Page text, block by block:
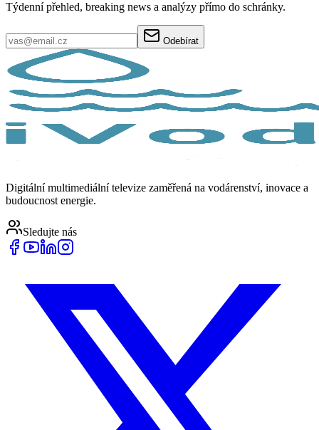
Týdenní přehled, breaking news a analýzy přímo do schránky.
Odebírat
Digitální multimediální televize zaměřená na vodárenství, inovace a
budoucnost energie.
Sledujte nás